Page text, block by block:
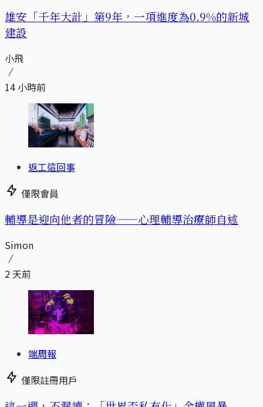
​​雄安「千年大計」第9年，一項進度為0.9%的新城
建設
小飛
14 小時前
返工這回事
僅限會員
輔導是迎向他者的冒險——心理輔導治療師自述
Simon
2 天前
端周報
僅限註冊用戶